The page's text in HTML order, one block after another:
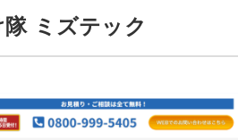
ミズテック